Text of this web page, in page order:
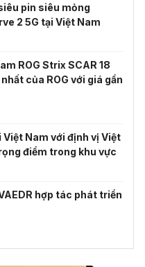
pin siêu mỏng
2 5G tại Việt Nam
ROG Strix SCAR 18
của ROG với giá gần
Nam với định vị Việt
điểm trong khu vực
hợp tác phát triển